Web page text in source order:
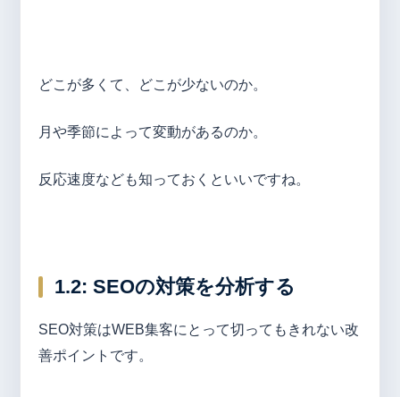
どこが多くて、どこが少ないのか。
月や季節によって変動があるのか。
反応速度なども知っておくといいですね。
1.2: SEOの対策を分析する
SEO対策はWEB集客にとって切ってもきれない改
善ポイントです。